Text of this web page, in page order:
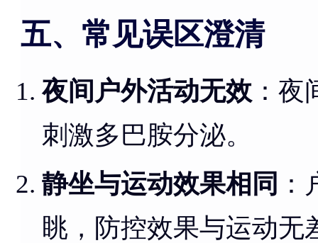
五、常见误区澄清
夜间户外活动无效 ：
刺激多巴胺分泌。
静坐与运动效果相同
眺，防控效果与运动无